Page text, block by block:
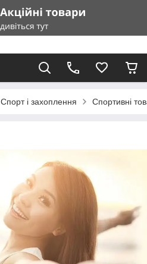
Спорт і захоплення Спортивні